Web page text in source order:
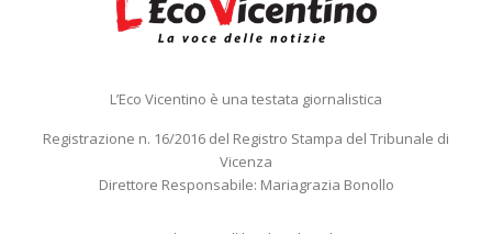
L’Eco Vicentino è una testata giornalistica
Registrazione n. 16/2016 del Registro Stampa del Tribunale di
Vicenza
Direttore Responsabile: Mariagrazia Bonollo